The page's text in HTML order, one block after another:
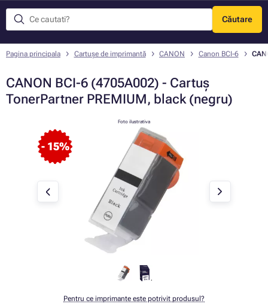
Căutare
Meniu
Pagina principala Cartușe de imprimantă CANON Canon BCI-6
CANON BCI-6 (4705A002) - Cartuș
TonerPartner PREMIUM, black (negru)
- 15%
Foto ilustrativa
Pentru ce imprimante este potrivit produsul?